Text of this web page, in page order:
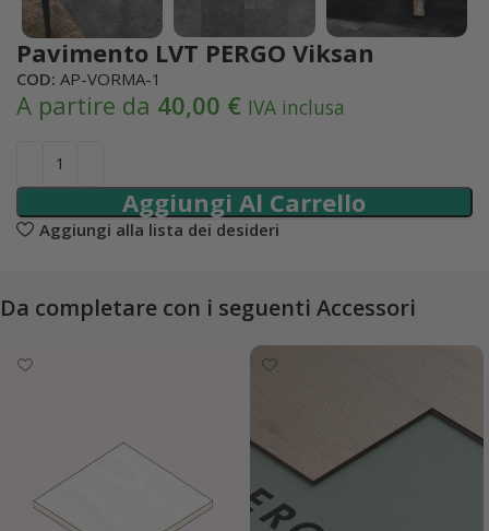
Pavimento LVT PERGO Viksan
COD: AP-VORMA-1
A partire da 40,00 € IVA inclusa
Aggiungi Al Carrello
Aggiungi alla lista dei desideri
Da completare con i seguenti Accessori